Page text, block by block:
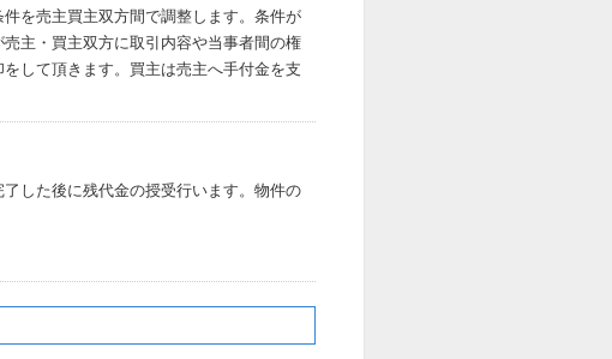
を売主買主双方間で調整します。条件が
主・買主双方に取引内容や当事者間の権
して頂きます。買主は売主へ手付金を支
した後に残代金の授受行います。物件の